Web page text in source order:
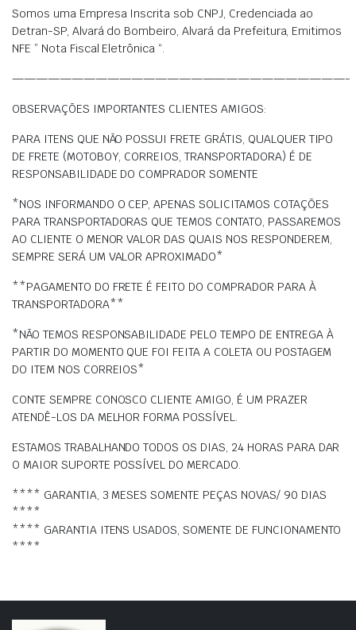
Somos uma Empresa Inscrita sob CNPJ, Credenciada ao
Detran-SP, Alvará do Bombeiro, Alvará da Prefeitura, Emitimos
NFE ” Nota Fiscal Eletrônica “.
————————————————————————————-
OBSERVAÇÕES IMPORTANTES CLIENTES AMIGOS:
PARA ITENS QUE NÃO POSSUI FRETE GRÁTIS, QUALQUER TIPO
DE FRETE (MOTOBOY, CORREIOS, TRANSPORTADORA) É DE
RESPONSABILIDADE DO COMPRADOR SOMENTE
*NOS INFORMANDO O CEP, APENAS SOLICITAMOS COTAÇÕES
PARA TRANSPORTADORAS QUE TEMOS CONTATO, PASSAREMOS
AO CLIENTE O MENOR VALOR DAS QUAIS NOS RESPONDEREM,
SEMPRE SERÁ UM VALOR APROXIMADO*
**PAGAMENTO DO FRETE É FEITO DO COMPRADOR PARA À
TRANSPORTADORA**
*NÃO TEMOS RESPONSABILIDADE PELO TEMPO DE ENTREGA À
PARTIR DO MOMENTO QUE FOI FEITA A COLETA OU POSTAGEM
DO ITEM NOS CORREIOS*
CONTE SEMPRE CONOSCO CLIENTE AMIGO, É UM PRAZER
ATENDÊ-LOS DA MELHOR FORMA POSSÍVEL.
ESTAMOS TRABALHANDO TODOS OS DIAS, 24 HORAS PARA DAR
O MAIOR SUPORTE POSSÍVEL DO MERCADO.
**** GARANTIA, 3 MESES SOMENTE PEÇAS NOVAS/ 90 DIAS
****
**** GARANTIA ITENS USADOS, SOMENTE DE FUNCIONAMENTO
****